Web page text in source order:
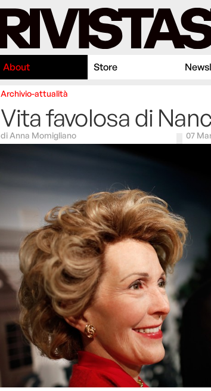
About Store
Archivio-attualità
Vita favolosa di
diAnna Momigliano 07